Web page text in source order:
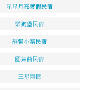
星星月亮渡假民宿
樂狗堡民宿
靜馨小築民宿
圓舞曲民宿
三星兩憶